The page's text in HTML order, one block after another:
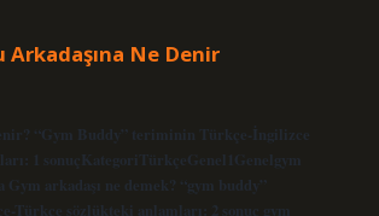
Arkadaşına Ne Denir
“Gym Buddy” teriminin Türkçe-İngilizce
1 sonuçKategoriTürkçeGenel1Genelgym
Gym arkadaşı ne demek? “gym buddy”
Türkçe sözlükteki anlamları: 2 sonuç gym